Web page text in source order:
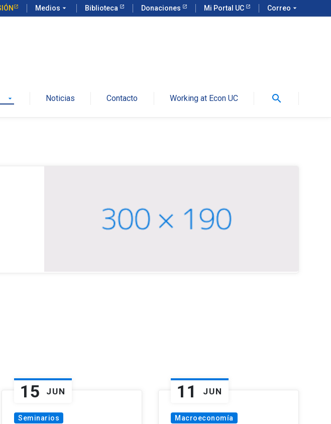
Medios arrow_drop_down Biblioteca Donaciones Mi Portal UC Correo arrow_drop_down
arrow_drop_down Noticias Contacto Working at Econ UC search
15 JUN
Seminarios
11 JUN
Macroeconomía